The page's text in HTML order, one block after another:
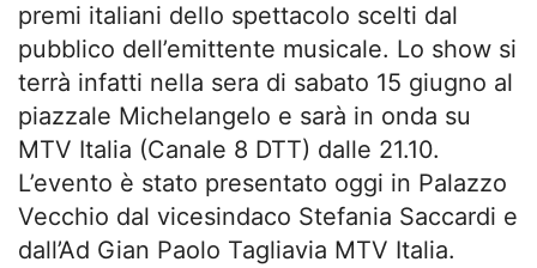
premi italiani dello spettacolo scelti dal
pubblico dell’emittente musicale. Lo show si
terrà infatti nella sera di sabato 15 giugno al
piazzale Michelangelo e sarà in onda su
MTV Italia (Canale 8 DTT) dalle 21.10.
L’evento è stato presentato oggi in Palazzo
Vecchio dal vicesindaco Stefania Saccardi e
dall’Ad Gian Paolo Tagliavia MTV Italia.